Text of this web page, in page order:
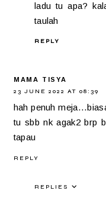
ladu tu apa?
taulah
REPLY
MAMA TISYA
23 JUNE 2022 AT 08:39
hah penuh
tu sbb nk agak2 brp
tapau
REPLY
REPLIES